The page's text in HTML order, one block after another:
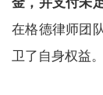
在格德律师团
卫了自身权益。